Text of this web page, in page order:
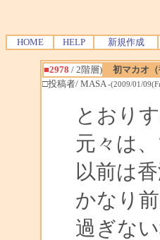
HOME HELP 新規作成
■2978 / 2階層)
初マカオ（
□投稿者/ MASA -(2009/01/
とおり
元々は
以前は
かなり
過ぎな